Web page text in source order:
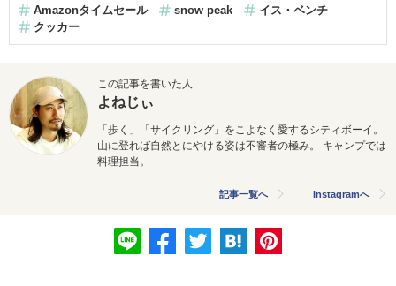
Amazonタイムセール snow peak
イス・ベンチ
クッカー
この記事を書いた人
よねじぃ
「歩く」「サイクリング」をこよなく愛するシティボーイ。
山に登れば自然とにやける姿は不審者の極み。 キャンプでは
料理担当。
記事一覧へ Instagramへ